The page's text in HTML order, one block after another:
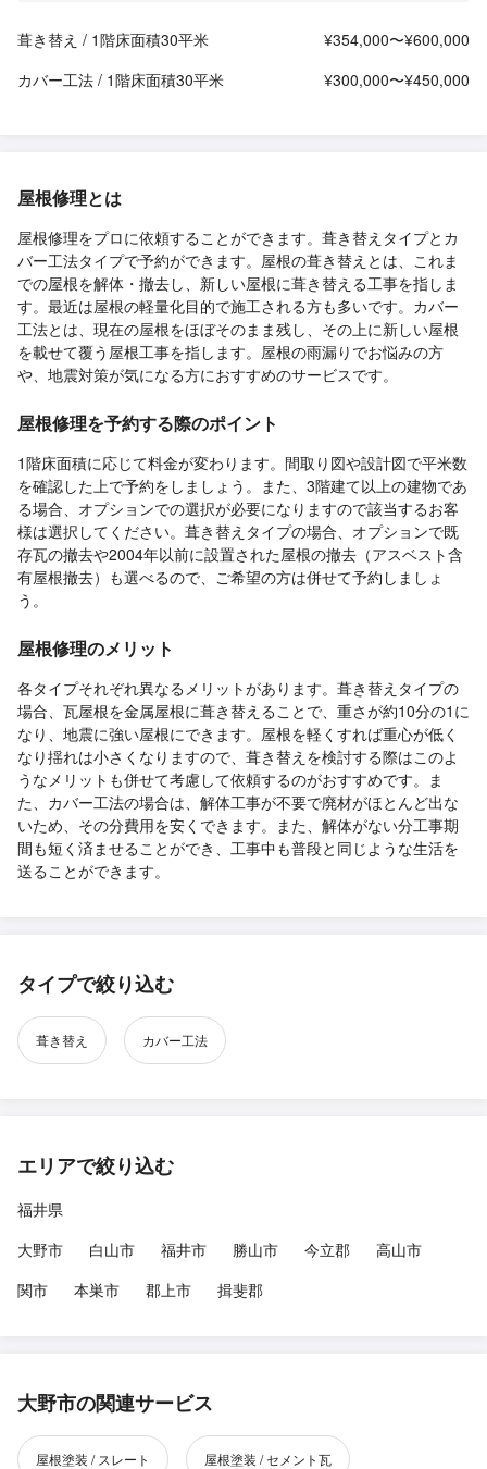
葺き替え / 1階床面積30平米
¥354,000〜¥600,000
カバー工法 / 1階床面積30平米
¥300,000〜¥450,000
屋根修理とは
屋根修理をプロに依頼することができます。葺き替えタイプとカ
バー工法タイプで予約ができます。屋根の葺き替えとは、これま
での屋根を解体・撤去し、新しい屋根に葺き替える工事を指しま
す。最近は屋根の軽量化目的で施工される方も多いです。カバー
工法とは、現在の屋根をほぼそのまま残し、その上に新しい屋根
を載せて覆う屋根工事を指します。屋根の雨漏りでお悩みの方
や、地震対策が気になる方におすすめのサービスです。
屋根修理を予約する際のポイント
1階床面積に応じて料金が変わります。間取り図や設計図で平米数
を確認した上で予約をしましょう。また、3階建て以上の建物であ
る場合、オプションでの選択が必要になりますので該当するお客
様は選択してください。葺き替えタイプの場合、オプションで既
存瓦の撤去や2004年以前に設置された屋根の撤去（アスベスト含
有屋根撤去）も選べるので、ご希望の方は併せて予約しましょ
う。
屋根修理のメリット
各タイプそれぞれ異なるメリットがあります。葺き替えタイプの
場合、瓦屋根を金属屋根に葺き替えることで、重さが約10分の1に
なり、地震に強い屋根にできます。屋根を軽くすれば重心が低く
なり揺れは小さくなりますので、葺き替えを検討する際はこのよ
うなメリットも併せて考慮して依頼するのがおすすめです。ま
た、カバー工法の場合は、解体工事が不要で廃材がほとんど出な
いため、その分費用を安くできます。また、解体がない分工事期
間も短く済ませることができ、工事中も普段と同じような生活を
送ることができます。
タイプで絞り込む
葺き替え カバー工法
エリアで絞り込む
福井県
大野市
白山市 福井市 勝山市 今立郡
高山市
関市
本巣市 郡上市 揖斐郡
大野市の関連サービス
屋根塗装 / スレート 屋根塗装 / セメント瓦